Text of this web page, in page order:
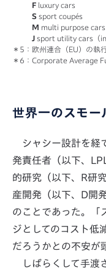
F luxury cars
S sport coupés
M multi purpose cars
J sport utility cars（
：欧州連合（EU）の
：Corporate Average
世界一のスモー
シャシー設計を経
発責任者（以下、
的研究（以下、R研
産開発（以下、D開
のことであった。「
ジとしてのコスト低
だろうかとの不安が
しばらくして手渡